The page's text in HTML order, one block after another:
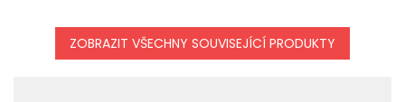
ZOBRAZIT VŠECHNY SOUVISEJÍCÍ PRODUKTY